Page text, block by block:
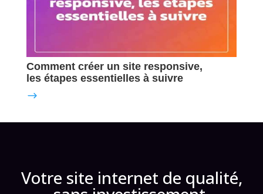
Comment créer un site responsive,
les étapes essentielles à suivre
Votre site internet de qualité,